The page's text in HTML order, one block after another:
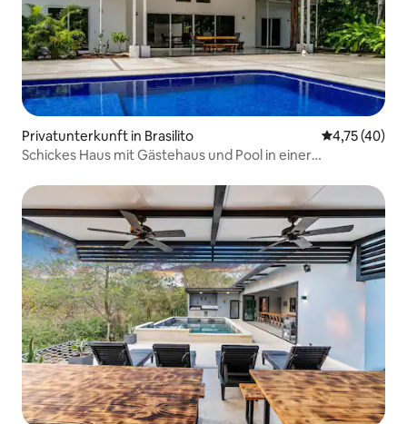
Privatunterkunft in Brasilito
4,75 (40)
Schickes Haus mit Gästehaus und Pool in einer